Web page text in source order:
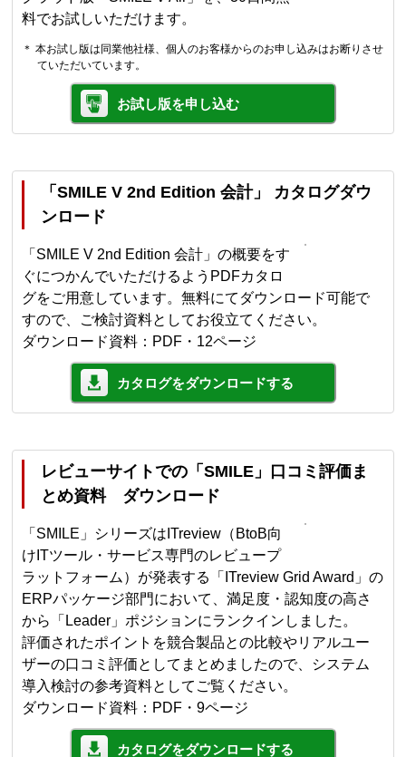
料でお試しいただけます。
＊ 本お試し版は同業他社様、個人のお客様からのお申し込みはお断りさせ
ていただいています。
お試し版を申し込む
「SMILE V 2nd Edition 会計」 カタログダウ
ンロード
「SMILE V 2nd Edition 会計」の概要をす
ぐにつかんでいただけるようPDFカタロ
グをご用意しています。無料にてダウンロード可能で
すので、ご検討資料としてお役立てください。
ダウンロード資料：PDF・12ページ
カタログをダウンロードする
レビューサイトでの「SMILE」口コミ評価ま
とめ資料 ダウンロード
「SMILE」シリーズはITreview（BtoB向
けITツール・サービス専門のレビュープ
ラットフォーム）が発表する「ITreview Grid Award」の
ERPパッケージ部門において、満足度・認知度の高さ
から「Leader」ポジションにランクインしました。
評価されたポイントを競合製品との比較やリアルユー
ザーの口コミ評価としてまとめましたので、システム
導入検討の参考資料としてご覧ください。
ダウンロード資料：PDF・9ページ
カタログをダウンロードする